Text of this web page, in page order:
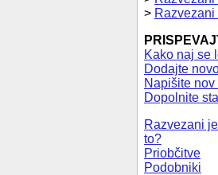
>
Kako naj se
Dodajte
Napišite
Dopolnite
Razvezani
to?
Priobčitve
Podobniki